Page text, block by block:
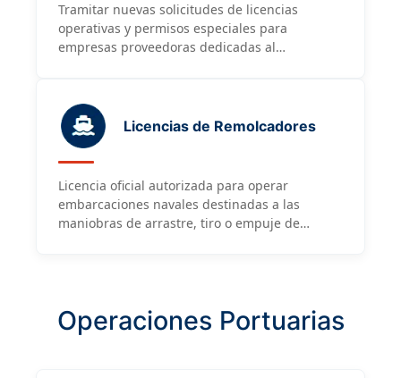
Tramitar nuevas solicitudes de licencias
operativas y permisos especiales para
empresas proveedoras dedicadas al
Licencias de Remolcadores
Licencia oficial autorizada para operar
embarcaciones navales destinadas a las
maniobras de arrastre, tiro o empuje de
Operaciones Portuarias